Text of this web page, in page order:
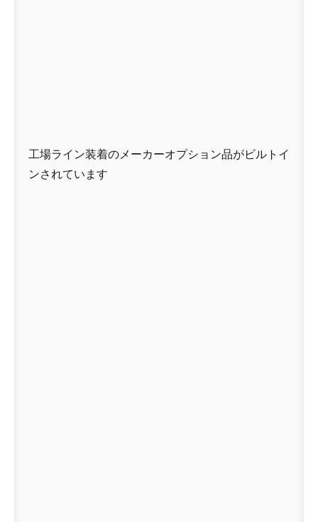
工場ライン装着のメーカーオプション品がビルトイ
ンされています